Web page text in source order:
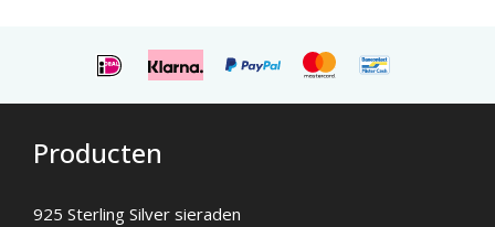
Producten
925 Sterling Silver sieraden